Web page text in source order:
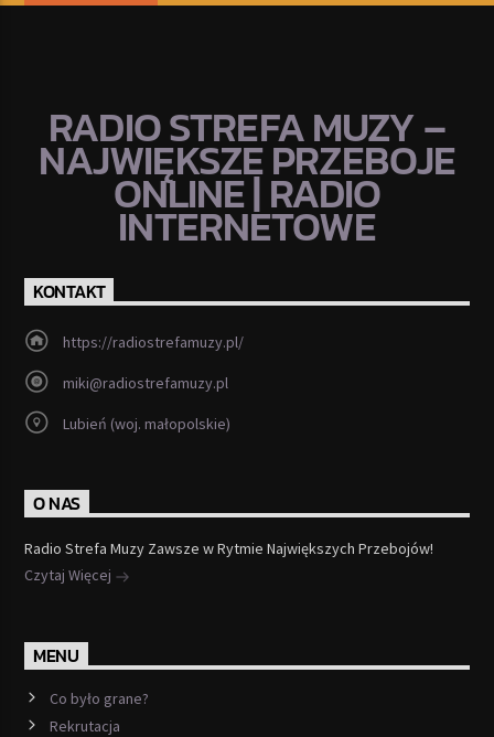
RADIO STREFA MUZY –
NAJWIĘKSZE PRZEBOJE
ONLINE | RADIO
INTERNETOWE
KONTAKT
https://radiostrefamuzy.pl/
miki@radiostrefamuzy.pl
Lubień (woj. małopolskie)
O NAS
Radio Strefa Muzy Zawsze w Rytmie Największych Przebojów!
Czytaj Więcej
MENU
Co było grane?
Rekrutacja